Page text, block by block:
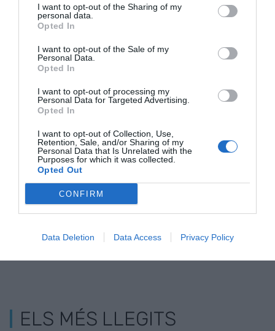
I want to opt-out of the Sharing of my
personal data.
Opted In
I want to opt-out of the Sale of my
Personal Data.
Opted In
I want to opt-out of processing my
Personal Data for Targeted Advertising.
Opted In
I want to opt-out of Collection, Use,
Retention, Sale, and/or Sharing of my
Personal Data that Is Unrelated with the
Purposes for which it was collected.
Opted Out
CONFIRM
Data Deletion Data Access Privacy Policy
la micromobilitat
com a servei
recursos
econòmics i tècnics
trànsit a Catalunya
l'impacte
dels
ELS MÉS LLEGITS